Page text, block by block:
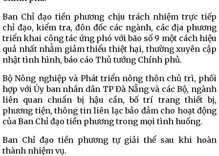
Ban Chỉ đạo tiền phương chịu trách nhiệm trực tiếp
chỉ đạo, kiểm tra, đôn đốc các ngành, các địa phương
triển khai công tác ứng phó với bão số 9 một cách hiệu
quả nhất nhằm giảm thiểu thiệt hại, thường xuyên cập
nhật tình hình, báo cáo Thủ tướng Chính phủ.
Bộ Nông nghiệp và Phát triển nông thôn chủ trì, phối
hợp với Ủy ban nhân dân TP Đà Nẵng và các Bộ, ngành
liên quan chuẩn bị hậu cần, bố trí trang thiết bị,
phương tiện, thông tin liên lạc bảo đảm cho hoạt động
của Ban Chỉ đạo tiền phương trong mọi tình huống.
Ban Chỉ đạo tiền phương tự giải thể sau khi hoàn
thành nhiệm vụ.